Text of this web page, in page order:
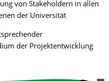
von Stakeholdern in allen
der Universität
der Projektentwicklung